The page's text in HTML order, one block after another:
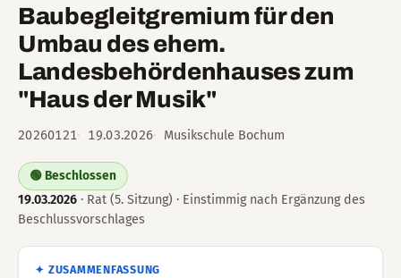
Baubegleitgremium für den
Umbau des ehem.
Landesbehördenhauses zum
"Haus der Musik"
20260121 19.03.2026 Musikschule Bochum
🟢 Beschlossen
19.03.2026 · Rat (5. Sitzung) · Einstimmig nach Ergänzung des
Beschlussvorschlages
✦ ZUSAMMENFASSUNG